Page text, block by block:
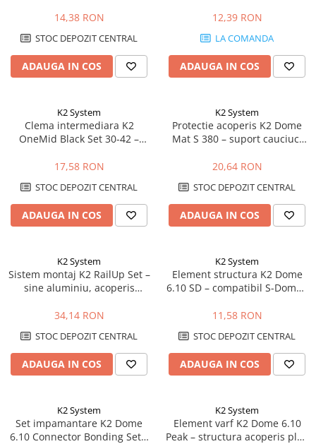
14,38 RON
STOC DEPOZIT CENTRAL
ADAUGA IN COS
12,39 RON
LA COMANDA
ADAUGA IN COS
K2 System
Clema intermediara K2
OneMid Black Set 30-42 –
negru
17,58 RON
STOC DEPOZIT CENTRAL
ADAUGA IN COS
K2 System
Protectie acoperis K2 Dome
Mat S 380 – suport cauciuc,
20,64 RON
STOC DEPOZIT CENTRAL
ADAUGA IN COS
K2 System
Sistem montaj K2 RailUp Set –
sine aluminiu, acoperis
fotovoltaice
34,14 RON
STOC DEPOZIT CENTRAL
ADAUGA IN COS
K2 System
Element structura K2 Dome
6.10 SD – compatibil S-Dome /
11,58 RON
STOC DEPOZIT CENTRAL
ADAUGA IN COS
K2 System
Set impamantare K2 Dome
6.10 Connector Bonding Set –
K2 System
Element varf K2 Dome 6.10
Peak – structura acoperis plat,